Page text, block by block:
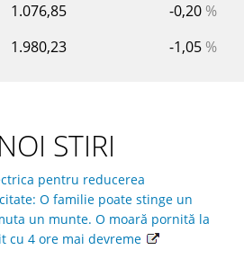
1.076,85 -0,20 %
1.980,23 -1,05 %
STIRI
pentru reducerea
O familie poate stinge un
un munte. O moară pornită la
cu 4 ore mai devreme